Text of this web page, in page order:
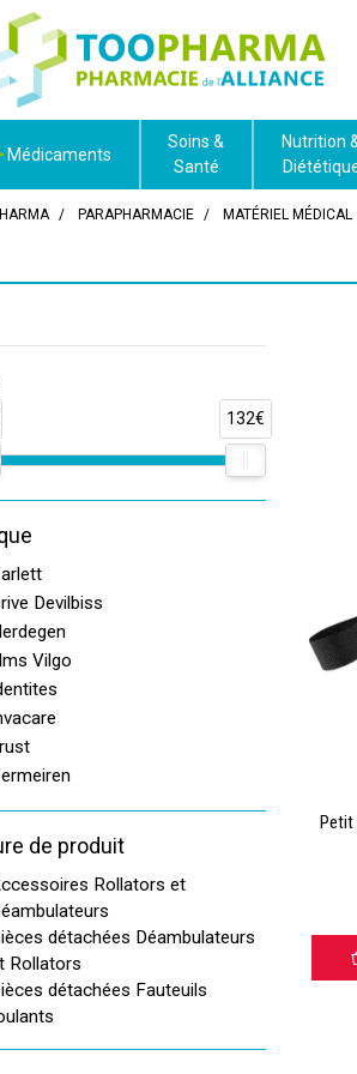
Médicaments
Soins &
Santé
Nutrition
PARAPHARMACIE MATÉRIEL MÉDICAL
132€
Devilbiss
Vilgo
de produit
Rollators et
détachées Déambulateurs
Rollators
détachées Fauteuils
Petit